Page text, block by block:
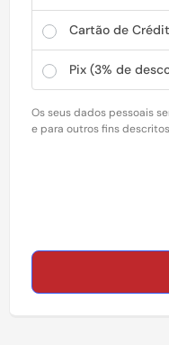
Cartão de
Pix (3% de
Os seus dados pessoais
e para outros fins